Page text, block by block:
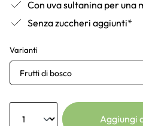
Con uva sultanina per una
Senza zuccheri aggiunti*
Varianti
Frutti di bosco
Anzahl
Aggiungi